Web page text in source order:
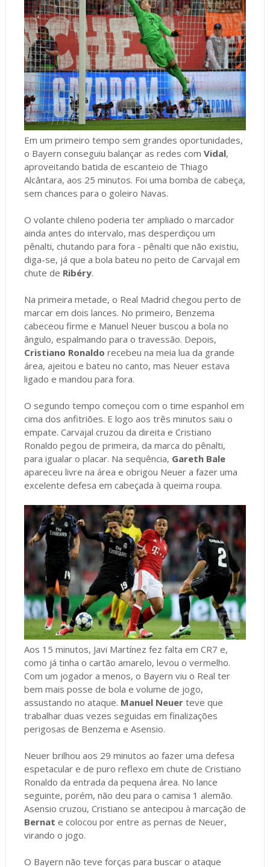
Em um primeiro tempo sem grandes oportunidades,
o Bayern conseguiu balançar as redes com Vidal,
aproveitando batida de escanteio de Thiago
Alcântara, aos 25 minutos. Foi uma bomba de cabeça,
sem chances para o goleiro Navas.
O volante chileno poderia ter ampliado o marcador
ainda antes do intervalo, mas desperdiçou um
pênalti, chutando para fora - pênalti que não existiu,
diga-se, já que a bola bateu no peito de Carvajal em
chute de Ribéry.
Na primeira metade, o Real Madrid chegou perto de
marcar em dois lances. No primeiro, Benzema
cabeceou firme e Manuel Neuer buscou a bola no
ângulo, espalmando para o travessão. Depois,
Cristiano Ronaldo recebeu na meia lua da grande
área, ajeitou e bateu no canto, mas Neuer estava
ligado e mandou para fora.
O segundo tempo começou com o time espanhol em
cima dos anfitriões. E logo aos três minutos saiu o
empate. Carvajal cruzou da direita e Cristiano
Ronaldo pegou de primeira, da marca do pênalti,
para igualar o placar. Na sequência, Gareth Bale
apareceu livre na área e obrigou Neuer a fazer uma
excelente defesa em cabeçada à queima roupa.
Aos 15 minutos, Javi Martínez fez falta em CR7 e,
como já tinha o cartão amarelo, levou o vermelho.
Com um jogador a menos, o Bayern viu o Real ter
bem mais posse de bola e volume de jogo,
assustando no ataque. Manuel Neuerteve que
trabalhar duas vezes seguidas em finalizações
perigosas de Benzema e Asensio.
Neuer brilhou aos 29 minutos ao fazer uma defesa
espetacular e de puro reflexo em chute de Cristiano
Ronaldo da entrada da pequena área. No lance
seguinte, porém, não deu para o camisa 1 alemão.
Asensio cruzou, Cristiano se antecipou à marcação de
Bernat e colocou por entre as pernas de Neuer,
virando o jogo.
O Bayern não teve forças para buscar o ataque